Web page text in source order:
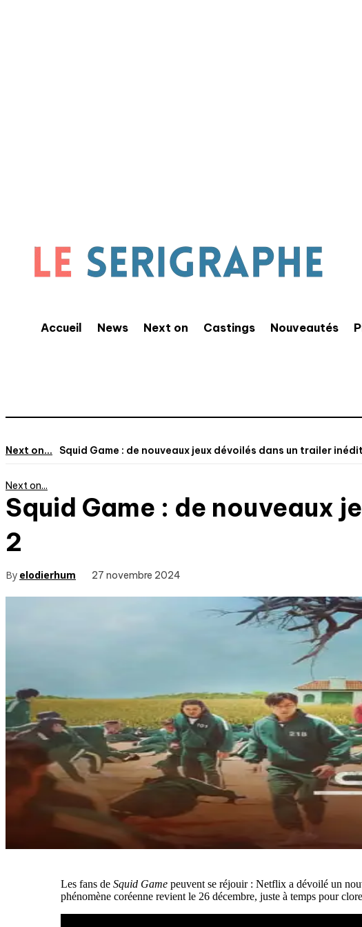
Accueil News Next on Castings Nouveautés
Next on... Squid Game : de nouveaux jeux dévoilés dans un trailer
Next on...
Squid Game : de nouveaux
2
By elodierhum 27 novembre 2024
Les fans de Squid Game peuvent se réjouir : Netflix a dévoilé un
phénomène coréenne revient le 26 décembre, juste à temps pour